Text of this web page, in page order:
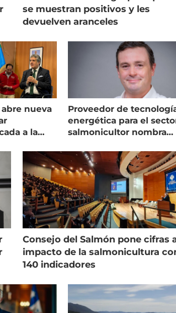
se muestran positivos y les
devuelven aranceles
nueva
a la
Proveedor de
energética para el
salmonicultor nombra
Consejo del Salmón pone cifras
impacto de la salmonicultura
140 indicadores